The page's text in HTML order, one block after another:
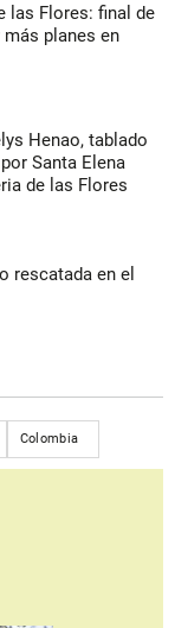
las Flores: final de
planes en
Henao, tablado
Santa Elena
de las Flores
rescatada en el
Colombia